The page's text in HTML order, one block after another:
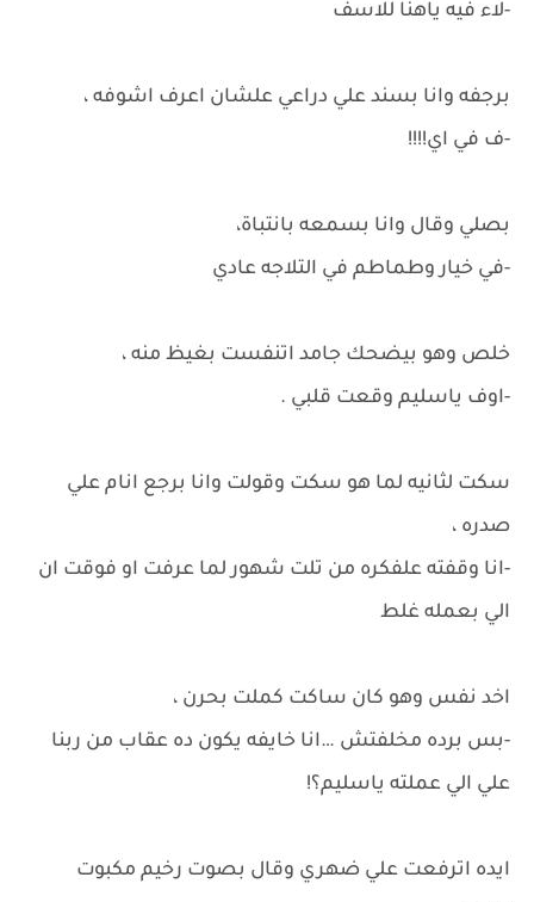
-لاء فيه ياهنا للاسف
برجفه وانا بسند علي دراعي علشان اعرف اشوفه ،
-ف في اي!!!!
بصلي وقال وانا بسمعه بانتباة،
-في خيار وطماطم في التلاجه عادي
خلص وهو بيضحك جامد اتنفست بغيظ منه ،
-اوف ياسليم وقعت قلبي .
سكت لثانيه لما هو سكت وقولت وانا برجع انام علي
صدره ،
-انا وقفته علفكره من تلت شهور لما عرفت او فوقت ان
الي بعمله غلط
اخد نفس وهو كان ساكت كملت بحرن ،
-بس برده مخلفتش …انا خايفه يكون ده عقاب من ربنا
علي الي عملته ياسليم؟!
ايده اترفعت علي ضهري وقال بصوت رخيم مكبوت